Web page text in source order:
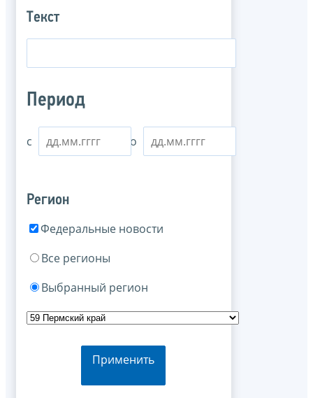
Текст
Период
с по
Регион
Федеральные новости
Все регионы
Выбранный регион
Применить